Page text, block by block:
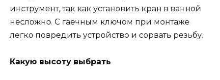
инструмент, так как установить кран в ванной
несложно. С гаечным ключом при монтаже
легко повредить устройство и сорвать резьбу.
Какую высоту выбрать